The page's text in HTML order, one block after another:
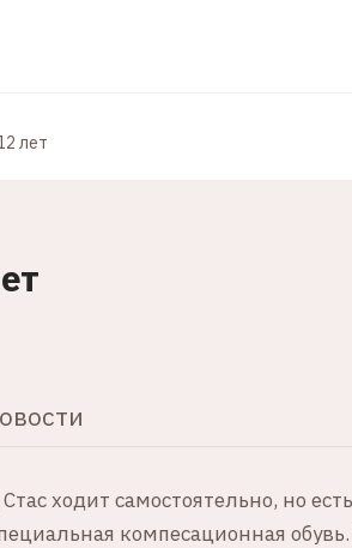
лет
ходит самостоятельно, но есть
компесационная обувь.